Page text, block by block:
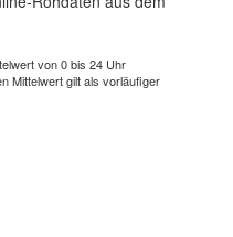
von 0 bis 24 Uhr
Mittelwert gilt als vorläufiger